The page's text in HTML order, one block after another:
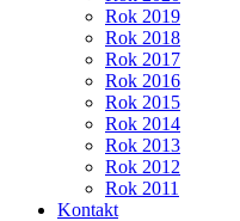
Rok 2019
Rok 2018
Rok 2017
Rok 2016
Rok 2015
Rok 2014
Rok 2013
Rok 2012
Rok 2011
Kontakt